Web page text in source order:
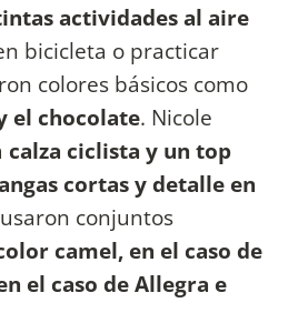
actividades al aire
bicicleta o practicar
colores básicos como
el chocolate. Nicole
calza ciclista y un top
cortas y detalle en
conjuntos
camel, en el caso de
el caso de Allegra e